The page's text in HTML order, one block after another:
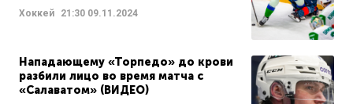
Хоккей 21:30 09.11.2024
Нападающему «Торпедо» до крови
разбили лицо во время матча с
«Салаватом» (ВИДЕО)